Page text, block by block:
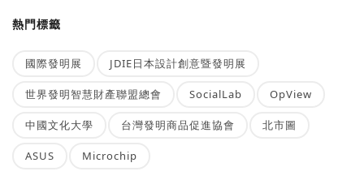
熱門標籤
國際發明展 JDIE日本設計創意暨發明展
世界發明智慧財產聯盟總會 SocialLab OpView
中國文化大學 台灣發明商品促進協會 北市圖
ASUS Microchip